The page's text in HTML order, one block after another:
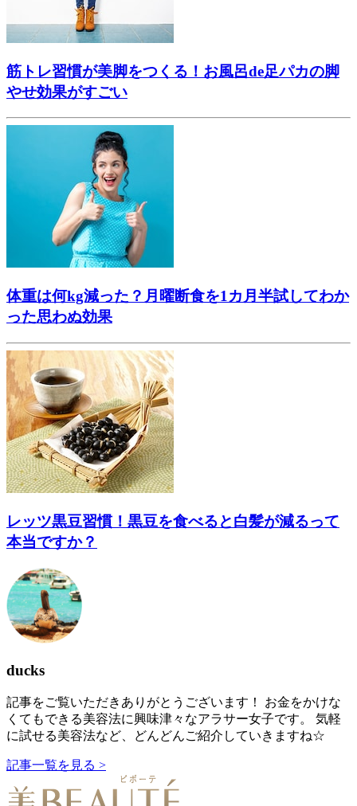
筋トレ習慣が美脚をつくる！お風呂de足パカの脚
やせ効果がすごい
体重は何kg減った？月曜断食を1カ月半試してわか
った思わぬ効果
レッツ黒豆習慣！黒豆を食べると白髪が減るって
本当ですか？
ducks
記事をご覧いただきありがとうございます！ お金をかけな
くてもできる美容法に興味津々なアラサー女子です。 気軽
に試せる美容法など、どんどんご紹介していきますね☆
記事一覧を見る >